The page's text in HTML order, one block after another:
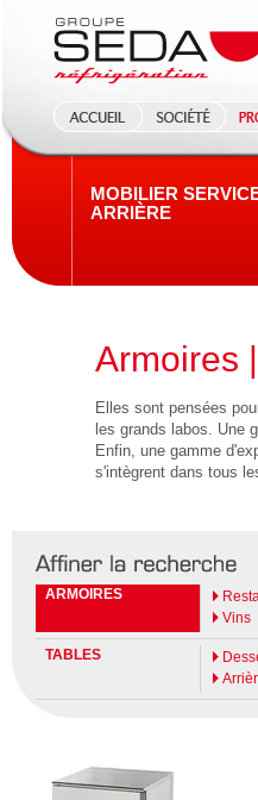
MOBILIER
ARRIÈRE
Armoires |
Elles sont pensées
les grands labos. Une
Enfin, une gamme
s'intègrent dans tous
ARMOIRES
Vins
TABLES